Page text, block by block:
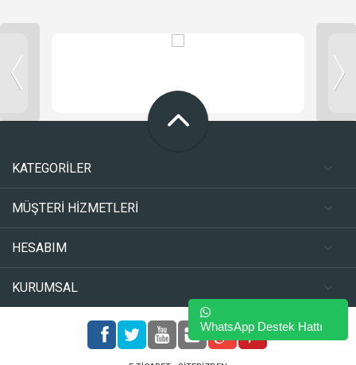
KATEGORİLER
MÜŞTERİ HİZMETLERİ
HESABIM
KURUMSAL
WhatsApp Destek Hattı